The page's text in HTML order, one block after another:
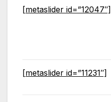
[metaslider id=”12047″]
[metaslider id=”11231″]